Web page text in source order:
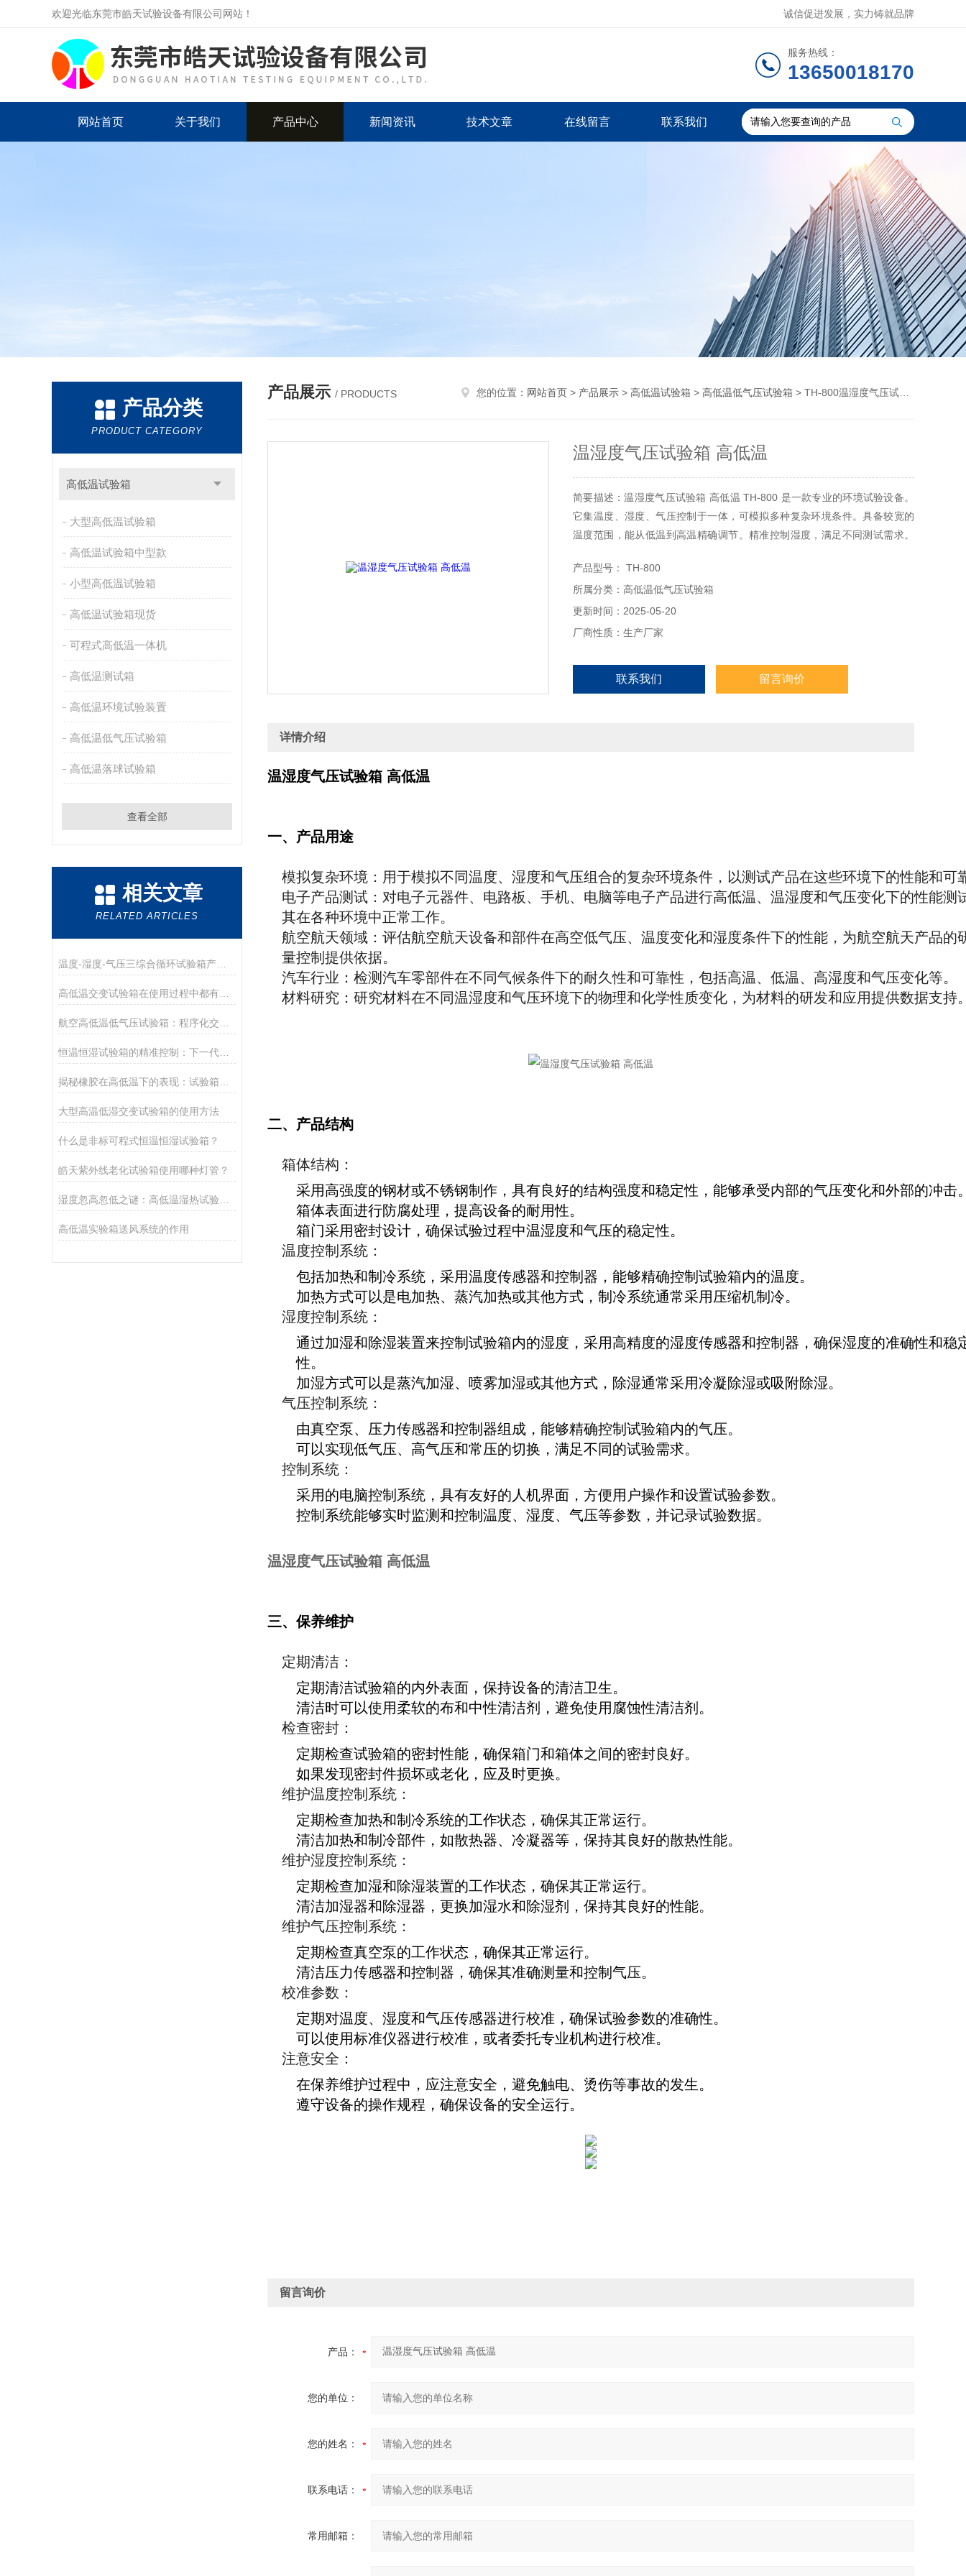
欢迎光临东莞市皓天试验设备有限公司网站！ 诚信促进发展，实力铸就品牌
服务热线：
13650018170
网站首页 关于我们 产品中心 新闻资讯 技术文章 在线留言 联系我们
产品分类
PRODUCT CATEGORY
高低温试验箱
大型高低温试验箱
高低温试验箱中型款
小型高低温试验箱
高低温试验箱现货
可程式高低温一体机
高低温测试箱
高低温环境试验装置
高低温低气压试验箱
高低温落球试验箱
查看全部
相关文章
RELATED ARTICLES
温度-湿度-气压三综合循环试验箱产品详情说明
恒温恒湿试验箱的精准控制：下一代环境模拟技术将如何重塑生命科学实验？
​大型高温低湿交变试验箱的使用方法
什么是非标可程式恒温恒湿试验箱？
皓天紫外线老化试验箱使用哪种灯管？
高低温实验箱送风系统的作用
产品展示 / PRODUCTS 您的位置： 网站首页 > 产品展示 > 高低温试验箱 > 高低温低气压试验箱 > TH-800温湿度气压试验箱 高低温
温湿度气压试验箱 高低温
简要描述：温湿度气压试验箱 高低温 TH-800 是一款专业的环境试验设备。
它集温度、湿度、气压控制于一体，可模拟多种复杂环境条件。具备较宽的
温度范围，能从低温到高温精确调节。精准控制湿度，满足不同测试需求。
境稳定。控制系统可方便地设置和监控各项参数。广泛应用于电子、航空航
天、汽车等行业，用于产品的可靠性测试，提前发现问题，保障产品质量。
产品型号： TH-800
所属分类：高低温低气压试验箱
更新时间：2025-05-20
厂商性质：生产厂家
联系我们 留言询价
详情介绍
温湿度气压试验箱 高低温
一、产品用途
模拟复杂环境：用于模拟不同温度、湿度和气压组合的复杂环境条件，以测试产品在这些环境下的性能和可
电子产品测试：对电子元器件、电路板、手机、电脑等电子产品进行高低温、温湿度和气压变化下的性能测
其在各种环境中正常工作。
航空航天领域：评估航空航天设备和部件在高空低气压、温度变化和湿度条件下的性能，为航空航天产品的
量控制提供依据。
汽车行业：检测汽车零部件在不同气候条件下的耐久性和可靠性，包括高温、低温、高湿度和气压变化等。
材料研究：研究材料在不同温湿度和气压环境下的物理和化学性质变化，为材料的研发和应用提供数据支持
二、产品结构
箱体结构：
采用高强度的钢材或不锈钢制作，具有良好的结构强度和稳定性，能够承受内部的气压变化和外部的冲击
箱体表面进行防腐处理，提高设备的耐用性。
箱门采用密封设计，确保试验过程中温湿度和气压的稳定性。
温度控制系统：
包括加热和制冷系统，采用温度传感器和控制器，能够精确控制试验箱内的温度。
加热方式可以是电加热、蒸汽加热或其他方式，制冷系统通常采用压缩机制冷。
湿度控制系统：
通过加湿和除湿装置来控制试验箱内的湿度，采用高精度的湿度传感器和控制器，确保湿度的准确性和稳
性。
加湿方式可以是蒸汽加湿、喷雾加湿或其他方式，除湿通常采用冷凝除湿或吸附除湿。
气压控制系统：
由真空泵、压力传感器和控制器组成，能够精确控制试验箱内的气压。
可以实现低气压、高气压和常压的切换，满足不同的试验需求。
控制系统：
采用的电脑控制系统，具有友好的人机界面，方便用户操作和设置试验参数。
控制系统能够实时监测和控制温度、湿度、气压等参数，并记录试验数据。
温湿度气压试验箱 高低温
三、保养维护
定期清洁：
定期清洁试验箱的内外表面，保持设备的清洁卫生。
清洁时可以使用柔软的布和中性清洁剂，避免使用腐蚀性清洁剂。
检查密封：
定期检查试验箱的密封性能，确保箱门和箱体之间的密封良好。
如果发现密封件损坏或老化，应及时更换。
维护温度控制系统：
定期检查加热和制冷系统的工作状态，确保其正常运行。
清洁加热和制冷部件，如散热器、冷凝器等，保持其良好的散热性能。
维护湿度控制系统：
定期检查加湿和除湿装置的工作状态，确保其正常运行。
清洁加湿器和除湿器，更换加湿水和除湿剂，保持其良好的性能。
维护气压控制系统：
定期检查真空泵的工作状态，确保其正常运行。
清洁压力传感器和控制器，确保其准确测量和控制气压。
校准参数：
定期对温度、湿度和气压传感器进行校准，确保试验参数的准确性。
可以使用标准仪器进行校准，或者委托专业机构进行校准。
注意安全：
在保养维护过程中，应注意安全，避免触电、烫伤等事故的发生。
遵守设备的操作规程，确保设备的安全运行。
留言询价
产品：
您的单位：
您的姓名：
联系电话：
常用邮箱：